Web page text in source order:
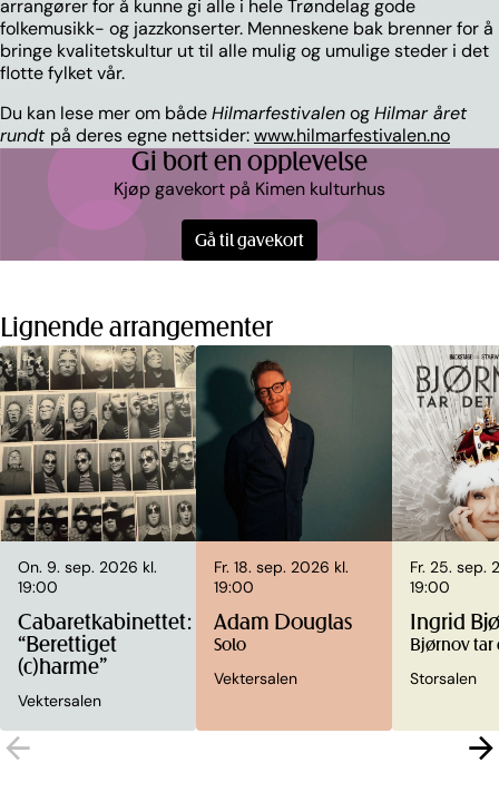
arrangører for å kunne gi alle i hele Trøndelag gode
folkemusikk- og jazzkonserter. Menneskene bak brenner for å
bringe kvalitetskultur ut til alle mulig og umulige steder i det
flotte fylket vår.
Du kan lese mer om både Hilmarfestivalen og Hilmar året
rundt på deres egne nettsider: www.hilmarfestivalen.no
Gi bort en opplevelse
Kjøp gavekort på Kimen kulturhus
Gå til gavekort
Lignende arrangementer
On. 9. sep. 2026 kl.
19:00
Cabaretkabinettet:
“Berettiget
(c)harme”
Vektersalen
Fr. 18. sep. 2026 kl.
19:00
Adam Douglas
Solo
Vektersalen
Fr. 25. sep.
19:00
Ingrid
Bjørnov tar
Storsalen